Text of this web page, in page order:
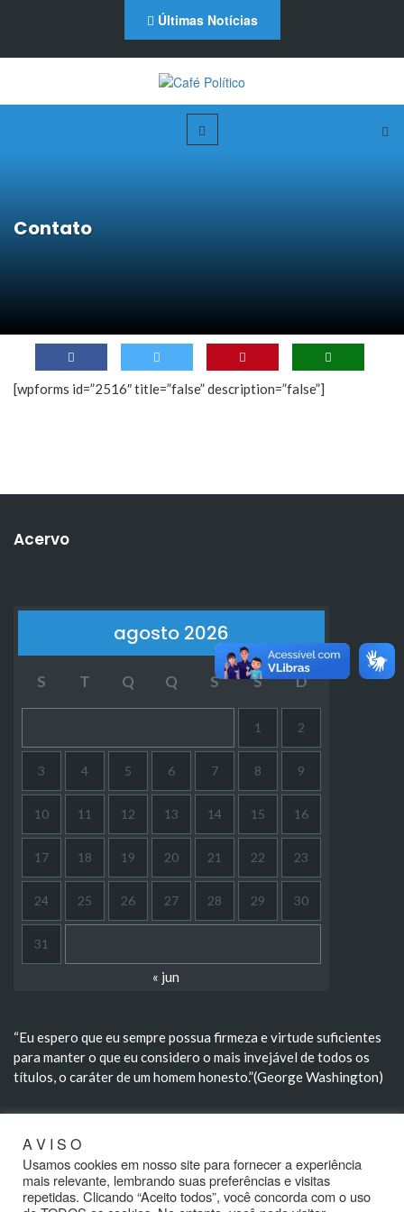
Últimas Notícias
Contato
[wpforms id=”2516″ title=”false” description=”false”]
Acervo
agosto 2026
S T Q Q S S D
1 2
3 4 5 6 7 8 9
10 11 12 13 14 15 16
17 18 19 20 21 22 23
24 25 26 27 28 29 30
31
« jun
“Eu espero que eu sempre possua firmeza e virtude suficientes
para manter o que eu considero o mais invejável de todos os
títulos, o caráter de um homem honesto.”(George Washington)
“A morte não extingue, transforma; não aniquila, renova; não
divorcia, aproxima.” (Rui Barbosa)
A V I S O
Usamos cookies em nosso site para fornecer a experiência
mais relevante, lembrando suas preferências e visitas
repetidas. Clicando “Aceito todos”, você concorda com o uso